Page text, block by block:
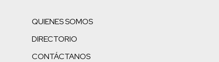
QUIENES SOMOS
DIRECTORIO
CONTÁCTANOS